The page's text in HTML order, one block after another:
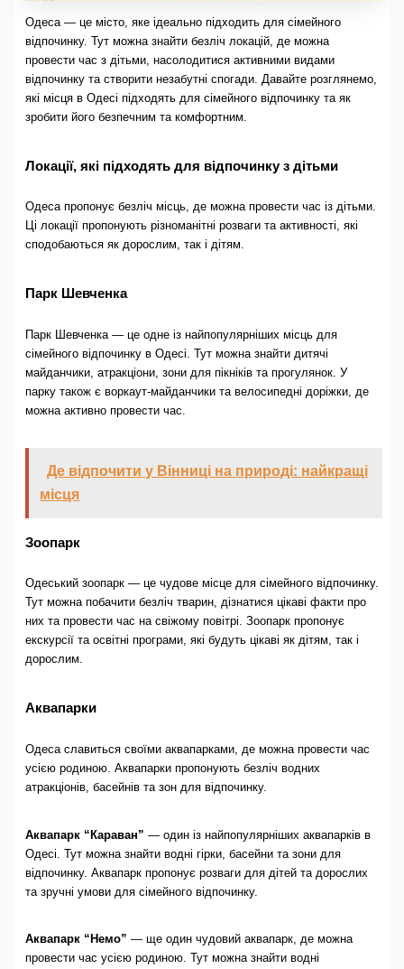
Одеса — це місто, яке ідеально підходить для сімейного
відпочинку. Тут можна знайти безліч локацій, де можна
провести час з дітьми, насолодитися активними видами
відпочинку та створити незабутні спогади. Давайте розглянемо,
які місця в Одесі підходять для сімейного відпочинку та як
зробити його безпечним та комфортним.
Локації, які підходять для відпочинку з дітьми
Одеса пропонує безліч місць, де можна провести час із дітьми.
Ці локації пропонують різноманітні розваги та активності, які
сподобаються як дорослим, так і дітям.
Парк Шевченка
Парк Шевченка — це одне із найпопулярніших місць для
сімейного відпочинку в Одесі. Тут можна знайти дитячі
майданчики, атракціони, зони для пікніків та прогулянок. У
парку також є воркаут-майданчики та велосипедні доріжки, де
можна активно провести час.
Де відпочити у Вінниці на природі: найкращі
місця
Зоопарк
Одеський зоопарк — це чудове місце для сімейного відпочинку.
Тут можна побачити безліч тварин, дізнатися цікаві факти про
них та провести час на свіжому повітрі. Зоопарк пропонує
екскурсії та освітні програми, які будуть цікаві як дітям, так і
дорослим.
Аквапарки
Одеса славиться своїми аквапарками, де можна провести час
усією родиною. Аквапарки пропонують безліч водних
атракціонів, басейнів та зон для відпочинку.
Аквапарк “Караван” — один із найпопулярніших аквапарків в
Одесі. Тут можна знайти водні гірки, басейни та зони для
відпочинку. Аквапарк пропонує розваги для дітей та дорослих
та зручні умови для сімейного відпочинку.
Аквапарк “Немо” — ще один чудовий аквапарк, де можна
провести час усією родиною. Тут можна знайти водні